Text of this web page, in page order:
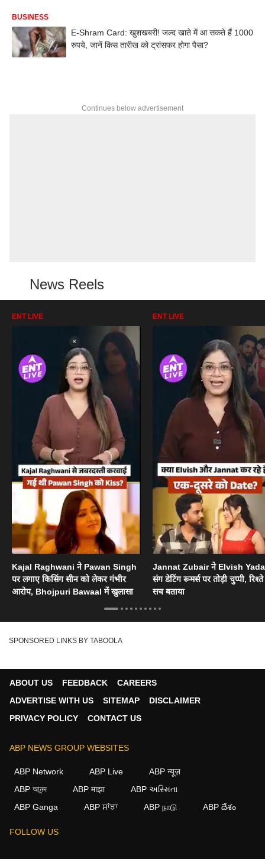
BUSINESS
E-Shram Card: खुशखबरी! जल्द खाते में आ सकते हैं 1000
रुपये, जानें किस तारीख को ट्रांसफर होगा पैसा?
Continues below advertisement
News Reels
ENT LIVE
Kajal Raghwani ने Pawan Singh
पर लगाए किसिंग सीन को लेकर गंभीर
आरोप, Bhojpuri Bawaal में खुलासा
ENT LIVE
Jannat Zubair ने Elvish
संग डेटिंग रूमर्स पर तोड़ी चुप्पी,
सच बताया
SPONSORED LINKS BY TABOOLA
ABOUT US FEEDBACK
CAREERS
ADVERTISE WITH US
SITEMAP
DISCLAIMER
PRIVACY POLICY
CONTACT US
ABP NEWS GROUP WEBSITES
ABP Network ABP Live
ABP न्यूज़
ABP আনন্দ
ABP माझा
ABP અસ્મિતા
ABP Ganga
ABP ਸਾਂਝਾ ABP நாடு ABP దేశం
FOLLOW US
We use cookies to improve your experience, analyze